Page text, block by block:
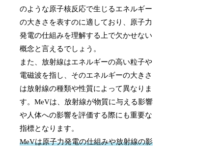
のような原子核反応で生じるエネルギー
の大きさを表すのに適しており、原子力
発電の仕組みを理解する上で欠かせない
概念と言えるでしょう。
また、放射線はエネルギーの高い粒子や
電磁波を指し、そのエネルギーの大きさ
は放射線の種類や性質によって異なりま
す。MeVは、放射線が物質に与える影響
や人体への影響を評価する際にも重要な
指標となります。
MeVは原子力発電の仕組みや放射線の影